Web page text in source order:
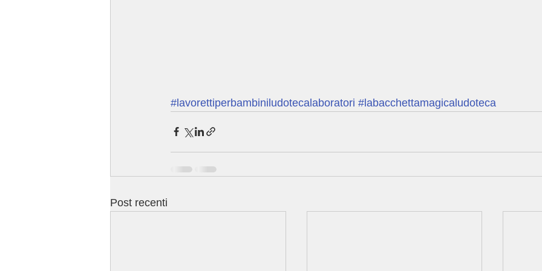
#lavorettiperbambiniludotecalaboratori #labacchettamagicaludoteca
Post recenti